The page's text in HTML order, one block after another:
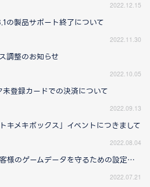
2022.12.15
の製品サポート終了について
2022.11.30
調整のお知らせ
2022.10.05
登録カードでの決済について
2022.09.13
キメキボックス」イベントにつきまして
2022.08.04
【重要】お客様のゲームデータを守るための設定について
2022.07.21